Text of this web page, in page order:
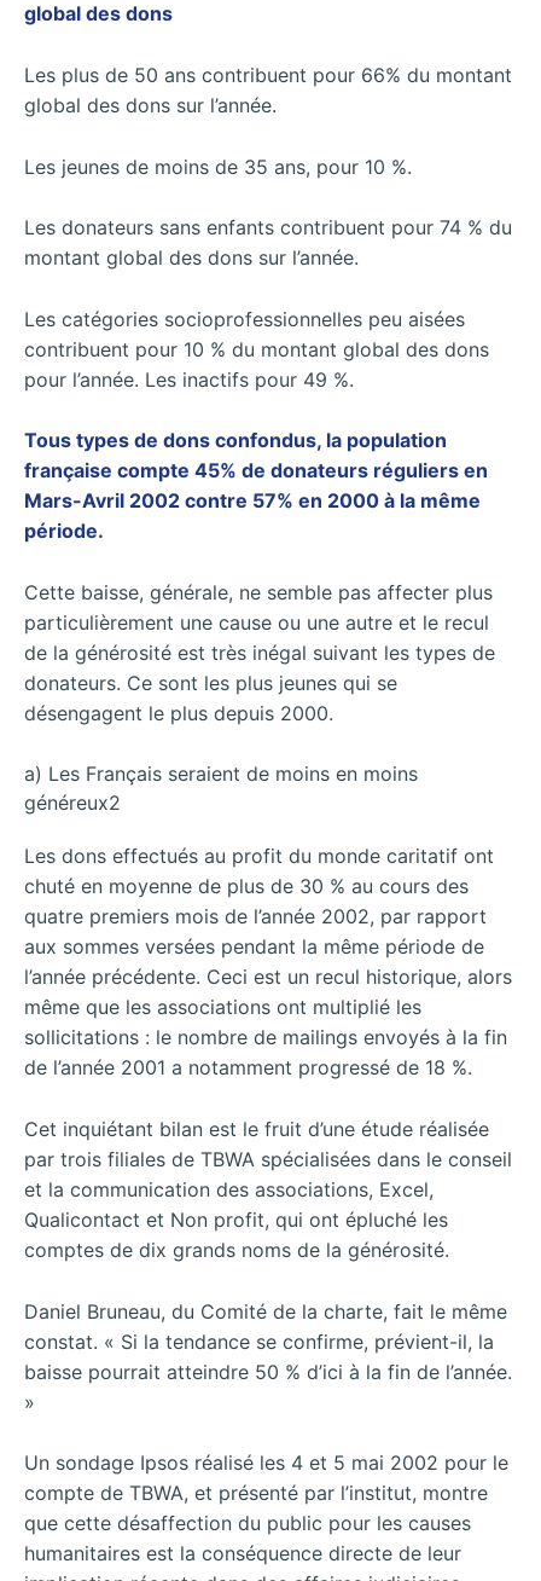
global des dons
Les plus de 50 ans contribuent pour 66% du montant
global des dons sur l’année.
Les jeunes de moins de 35 ans, pour 10 %.
Les donateurs sans enfants contribuent pour 74 % du
montant global des dons sur l’année.
Les catégories socioprofessionnelles peu aisées
contribuent pour 10 % du montant global des dons
pour l’année. Les inactifs pour 49 %.
Tous types de dons confondus, la population
française compte 45% de donateurs réguliers en
Mars-Avril 2002 contre 57% en 2000 à la même
période.
Cette baisse, générale, ne semble pas affecter plus
particulièrement une cause ou une autre et le recul
de la générosité est très inégal suivant les types de
donateurs. Ce sont les plus jeunes qui se
désengagent le plus depuis 2000.
a) Les Français seraient de moins en moins
généreux2
Les dons effectués au profit du monde caritatif ont
chuté en moyenne de plus de 30 % au cours des
quatre premiers mois de l’année 2002, par rapport
aux sommes versées pendant la même période de
l’année précédente. Ceci est un recul historique, alors
même que les associations ont multiplié les
sollicitations : le nombre de mailings envoyés à la fin
de l’année 2001 a notamment progressé de 18 %.
Cet inquiétant bilan est le fruit d’une étude réalisée
par trois filiales de TBWA spécialisées dans le conseil
et la communication des associations, Excel,
Qualicontact et Non profit, qui ont épluché les
comptes de dix grands noms de la générosité.
Daniel Bruneau, du Comité de la charte, fait le même
constat. « Si la tendance se confirme, prévient-il, la
baisse pourrait atteindre 50 % d’ici à la fin de l’année.
»
Un sondage Ipsos réalisé les 4 et 5 mai 2002 pour le
compte de TBWA, et présenté par l’institut, montre
que cette désaffection du public pour les causes
humanitaires est la conséquence directe de leur